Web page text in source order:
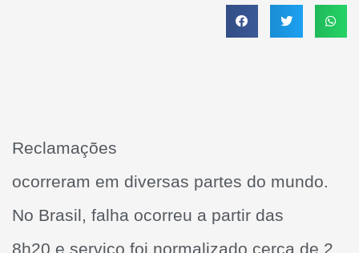
Reclamações
ocorreram em diversas partes do mundo.
No Brasil, falha ocorreu a partir das
8h20 e serviço foi normalizado cerca de 2